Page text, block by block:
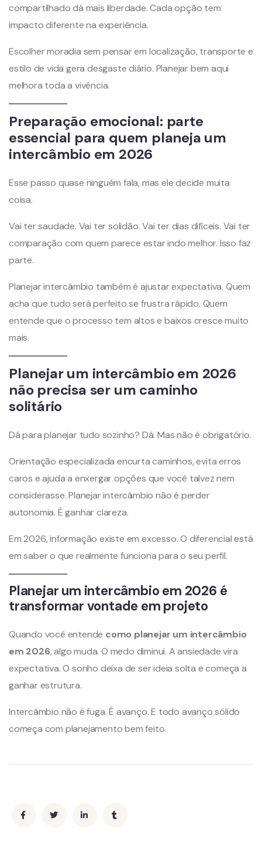
compartilhado dá mais liberdade. Cada opção tem
impacto diferente na experiência.
Escolher moradia sem pensar em localização, transporte e
estilo de vida gera desgaste diário. Planejar bem aqui
melhora toda a vivência.
Preparação emocional: parte
essencial para quem planeja um
intercâmbio em 2026
Esse passo quase ninguém fala, mas ele decide muita
coisa.
Vai ter saudade. Vai ter solidão. Vai ter dias difíceis. Vai ter
comparação com quem parece estar indo melhor. Isso faz
parte.
Planejar intercâmbio também é ajustar expectativa. Quem
acha que tudo será perfeito se frustra rápido. Quem
entende que o processo tem altos e baixos cresce muito
mais.
Planejar um intercâmbio em 2026
não precisa ser um caminho
solitário
Dá para planejar tudo sozinho? Dá. Mas não é obrigatório.
Orientação especializada encurta caminhos, evita erros
caros e ajuda a enxergar opções que você talvez nem
considerasse. Planejar intercâmbio não é perder
autonomia. É ganhar clareza.
Em 2026, informação existe em excesso. O diferencial está
em saber o que realmente funciona para o seu perfil.
Planejar um intercâmbio em 2026 é
transformar vontade em projeto
Quando você entende como planejar um intercâmbio
em 2026, algo muda. O medo diminui. A ansiedade vira
expectativa. O sonho deixa de ser ideia solta e começa a
ganhar estrutura.
Intercâmbio não é fuga. É avanço. E todo avanço sólido
começa com planejamento bem feito.